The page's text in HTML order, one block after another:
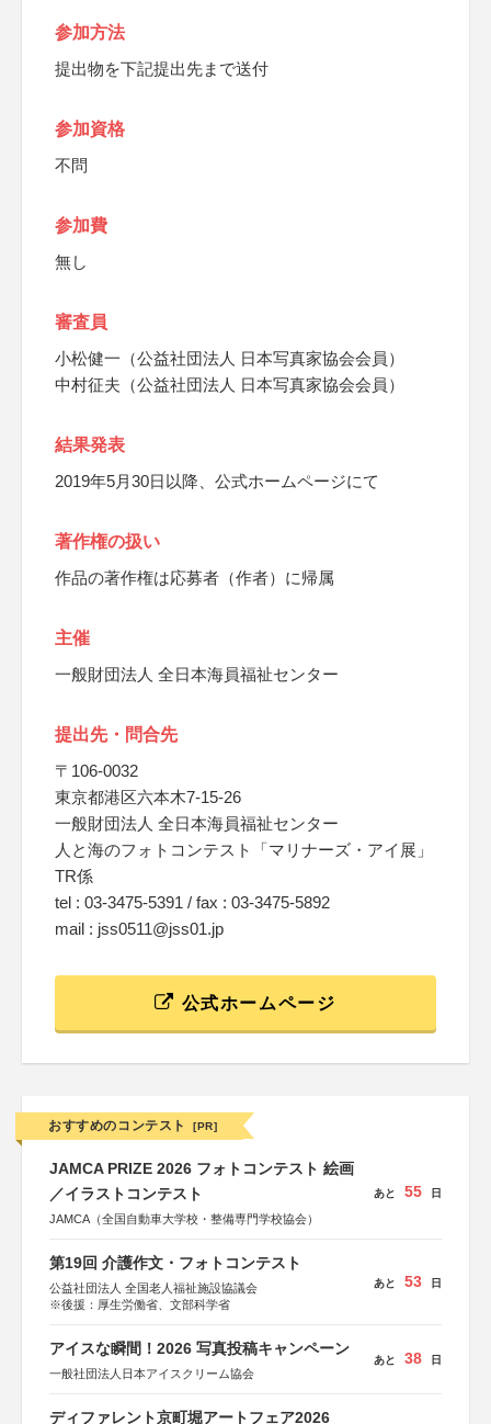
参加方法
提出物を下記提出先まで送付
参加資格
不問
参加費
無し
審査員
小松健一（公益社団法人 日本写真家協会会員）
中村征夫（公益社団法人 日本写真家協会会員）
結果発表
2019年5月30日以降、公式ホームページにて
著作権の扱い
作品の著作権は応募者（作者）に帰属
主催
一般財団法人 全日本海員福祉センター
提出先・問合先
〒106-0032
東京都港区六本木7-15-26
一般財団法人 全日本海員福祉センター
人と海のフォトコンテスト「マリナーズ・アイ展」
TR係
tel : 03-3475-5391 / fax : 03-3475-5892
mail : jss0511@jss01.jp
公式ホームページ
おすすめのコンテスト [PR]
JAMCA PRIZE 2026 フォトコンテスト 絵画
／イラストコンテスト
JAMCA（全国自動車大学校・整備専門学校協会）
あと 55 日
第19回 介護作文・フォトコンテスト
公益社団法人 全国老人福祉施設協議会
※後援：厚生労働省、文部科学省
あと 53 日
アイスな瞬間！2026 写真投稿キャンペーン
一般社団法人日本アイスクリーム協会
あと 38 日
ディファレント京町堀アートフェア2026